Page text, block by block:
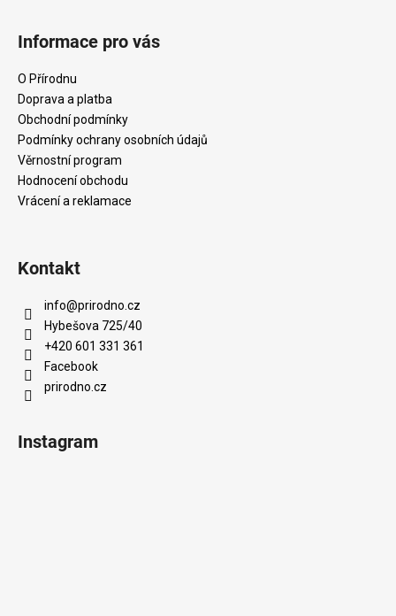
Informace pro vás
O Přírodnu
Doprava a platba
Obchodní podmínky
Podmínky ochrany osobních údajů
Věrnostní program
Hodnocení obchodu
Vrácení a reklamace
Kontakt
info@prirodno.cz
Hybešova 725/40
+420 601 331 361
Facebook
prirodno.cz
Instagram